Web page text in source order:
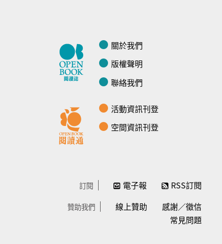
關於我們
版權聲明
聯絡我們
活動資訊刊登
空間資訊刊登
訂閱 電子報 RSS訂閱
贊助我們 線上贊助
感謝／徵信
常見問題